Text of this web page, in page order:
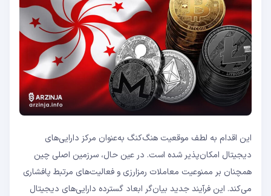
این اقدام به لطف موقعیت هنگ‌کنگ به‌عنوان مرکز دارایی‌های
دیجیتال امکان‌پذیر شده است. در عین حال، سرزمین اصلی چین
همچنان بر ممنوعیت معاملات رمزارزی و فعالیت‌های مرتبط پافشاری
می‌کند. این فرآیند جدید بیان‌گر ابعاد گسترده دارایی‌های دیجیتال